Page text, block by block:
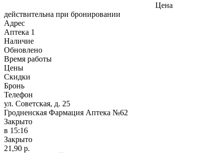
Цена
действительна при бронировании
Адрес
Аптека 1
Наличие
Обновлено
Время работы
Цены
Скидки
Бронь
Телефон
ул. Советская, д. 25
Гродненская Фармация Аптека №62
Закрыто
в 15:16
Закрыто
21,90 р.